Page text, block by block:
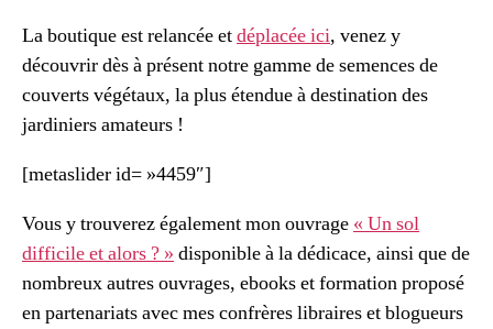
La boutique est relancée etdéplacée ici, venez y
découvrir dès à présent notre gamme de semences de
couverts végétaux, la plus étendue à destination des
jardiniers amateurs !
[metaslider id= »4459″]
Vous y trouverez également mon ouvrage « Un sol
difficile et alors ? » disponible à la dédicace, ainsi que de
nombreux autres ouvrages, ebooks et formation proposé
en partenariats avec mes confrères libraires et blogueurs